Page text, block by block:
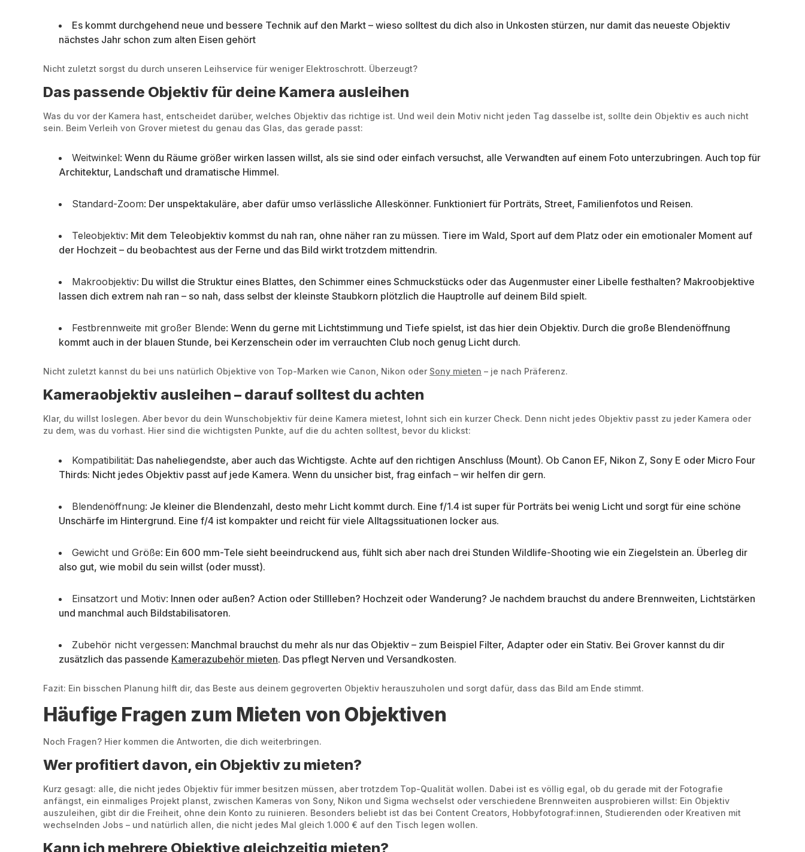
Es kommt durchgehend neue und bessere Technik auf den Markt – wieso solltest du dich also in Unkosten stürzen, nur damit das neueste Objektiv
nächstes Jahr schon zum alten Eisen gehört
Nicht zuletzt sorgst du durch unseren Leihservice für weniger Elektroschrott. Überzeugt?
Das passende Objektiv für deine Kamera ausleihen
Was du vor der Kamera hast, entscheidet darüber, welches Objektiv das richtige ist. Und weil dein Motiv nicht jeden Tag dasselbe ist, sollte dein Objektiv es auch nicht
sein. Beim Verleih von Grover mietest du genau das Glas, das gerade passt:
Weitwinkel: Wenn du Räume größer wirken lassen willst, als sie sind oder einfach versuchst, alle Verwandten auf einem Foto unterzubringen. Auch top für
Architektur, Landschaft und dramatische Himmel.
Standard-Zoom: Der unspektakuläre, aber dafür umso verlässliche Alleskönner. Funktioniert für Porträts, Street, Familienfotos und Reisen.
Teleobjektiv: Mit dem Teleobjektiv kommst du nah ran, ohne näher ran zu müssen. Tiere im Wald, Sport auf dem Platz oder ein emotionaler Moment auf
der Hochzeit – du beobachtest aus der Ferne und das Bild wirkt trotzdem mittendrin.
Makroobjektiv: Du willst die Struktur eines Blattes, den Schimmer eines Schmuckstücks oder das Augenmuster einer Libelle festhalten? Makroobjektive
lassen dich extrem nah ran – so nah, dass selbst der kleinste Staubkorn plötzlich die Hauptrolle auf deinem Bild spielt.
Festbrennweite mit großer Blende: Wenn du gerne mit Lichtstimmung und Tiefe spielst, ist das hier dein Objektiv. Durch die große Blendenöffnung
kommt auch in der blauen Stunde, bei Kerzenschein oder im verrauchten Club noch genug Licht durch.
Nicht zuletzt kannst du bei uns natürlich Objektive von Top-Marken wie Canon, Nikon oder Sony mieten – je nach Präferenz.
Kameraobjektiv ausleihen – darauf solltest du achten
Klar, du willst loslegen. Aber bevor du dein Wunschobjektiv für deine Kamera mietest, lohnt sich ein kurzer Check. Denn nicht jedes Objektiv passt zu jeder Kamera oder
zu dem, was du vorhast. Hier sind die wichtigsten Punkte, auf die du achten solltest, bevor du klickst:
Kompatibilität: Das naheliegendste, aber auch das Wichtigste. Achte auf den richtigen Anschluss (Mount). Ob Canon EF, Nikon Z, Sony E oder Micro Four
Thirds: Nicht jedes Objektiv passt auf jede Kamera. Wenn du unsicher bist, frag einfach – wir helfen dir gern.
Blendenöffnung: Je kleiner die Blendenzahl, desto mehr Licht kommt durch. Eine f/1.4 ist super für Porträts bei wenig Licht und sorgt für eine schöne
Unschärfe im Hintergrund. Eine f/4 ist kompakter und reicht für viele Alltagssituationen locker aus.
Gewicht und Größe: Ein 600 mm-Tele sieht beeindruckend aus, fühlt sich aber nach drei Stunden Wildlife-Shooting wie ein Ziegelstein an. Überleg dir
also gut, wie mobil du sein willst (oder musst).
Einsatzort und Motiv: Innen oder außen? Action oder Stillleben? Hochzeit oder Wanderung? Je nachdem brauchst du andere Brennweiten, Lichtstärken
und manchmal auch Bildstabilisatoren.
Zubehör nicht vergessen: Manchmal brauchst du mehr als nur das Objektiv – zum Beispiel Filter, Adapter oder ein Stativ. Bei Grover kannst du dir
zusätzlich das passende Kamerazubehör mieten. Das pflegt Nerven und Versandkosten.
Fazit: Ein bisschen Planung hilft dir, das Beste aus deinem gegroverten Objektiv herauszuholen und sorgt dafür, dass das Bild am Ende stimmt.
Häufige Fragen zum Mieten von Objektiven
Noch Fragen? Hier kommen die Antworten, die dich weiterbringen.
Wer profitiert davon, ein Objektiv zu mieten?
Kurz gesagt: alle, die nicht jedes Objektiv für immer besitzen müssen, aber trotzdem Top-Qualität wollen. Dabei ist es völlig egal, ob du gerade mit der Fotografie
anfängst, ein einmaliges Projekt planst, zwischen Kameras von Sony, Nikon und Sigma wechselst oder verschiedene Brennweiten ausprobieren willst: Ein Objektiv
auszuleihen, gibt dir die Freiheit, ohne dein Konto zu ruinieren. Besonders beliebt ist das bei Content Creators, Hobbyfotograf:innen, Studierenden oder Kreativen mit
wechselnden Jobs – und natürlich allen, die nicht jedes Mal gleich 1.000 € auf den Tisch legen wollen.
Kann ich mehrere Objektive gleichzeitig mieten?